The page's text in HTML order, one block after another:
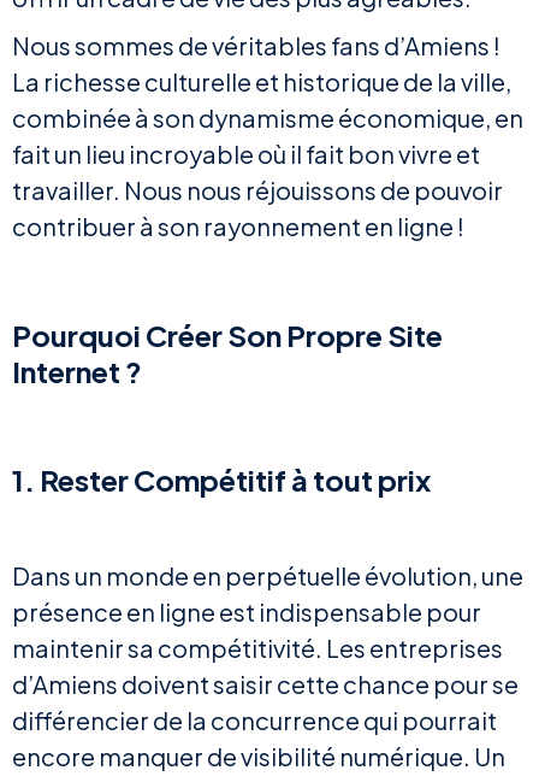
Nous sommes de véritables fans d’Amiens !
La richesse culturelle et historique de la ville,
combinée à son dynamisme économique, en
fait un lieu incroyable où il fait bon vivre et
travailler. Nous nous réjouissons de pouvoir
contribuer à son rayonnement en ligne !
Pourquoi Créer Son Propre Site
Internet ?
1. Rester Compétitif à tout prix
Dans un monde en perpétuelle évolution, une
présence en ligne est indispensable pour
maintenir sa compétitivité. Les entreprises
d’Amiens doivent saisir cette chance pour se
différencier de la concurrence qui pourrait
encore manquer de visibilité numérique. Un